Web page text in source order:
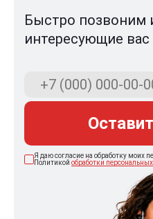
Быстро позвоним
интересующие
Я даю согласие на обработку моих
Политикой обработки